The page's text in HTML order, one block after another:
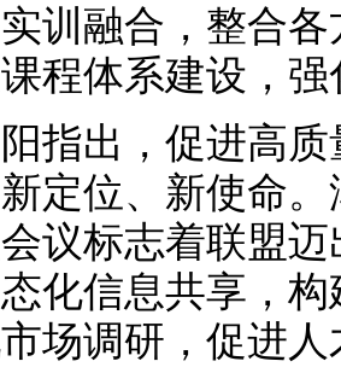
训融合，整合
程体系建设，
出，促进高质
定位、新使命
议标志着联盟
化信息共享，
场调研，促进